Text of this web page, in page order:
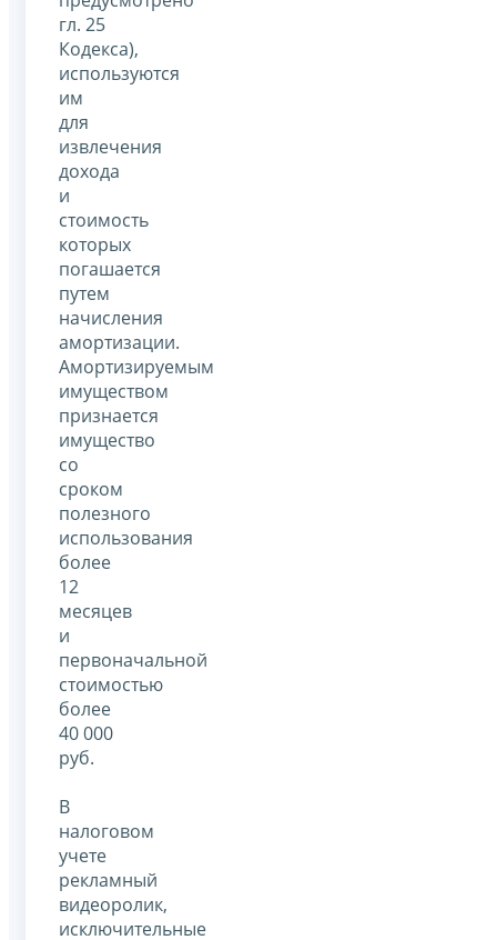
гл. 25
Кодекса),
используются
им
для
извлечения
дохода
и
стоимость
которых
погашается
путем
начисления
амортизации.
Амортизируемым
имуществом
признается
имущество
со
сроком
полезного
использования
более
12
месяцев
и
первоначальной
стоимостью
более
40 000
руб.
В
налоговом
учете
рекламный
видеоролик,
исключительные